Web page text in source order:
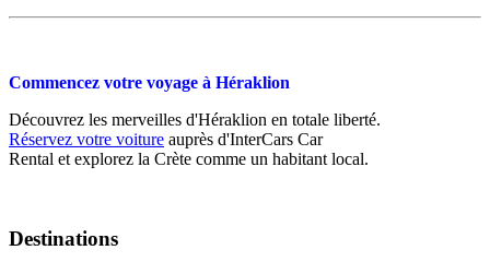
Commencez votre voyage à Héraklion
Découvrez les merveilles d'Héraklion en totale liberté.
Réservez votre voiture auprès d'InterCars Car
Rental et explorez la Crète comme un habitant local.
Destinations